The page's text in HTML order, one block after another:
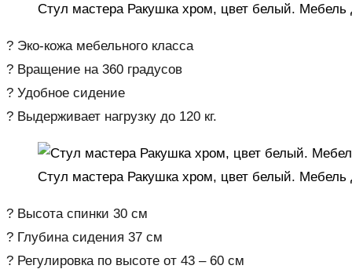
Стул мастера Ракушка хром, цвет белый. Мебель
? Эко-кожа мебельного класса
? Вращение на 360 градусов
? Удобное сидение
? Выдерживает нагрузку до 120 кг.
Стул мастера Ракушка хром, цвет белый. Мебель
? Высота спинки 30 см
? Глубина сидения 37 см
? Регулировка по высоте от 43 – 60 см